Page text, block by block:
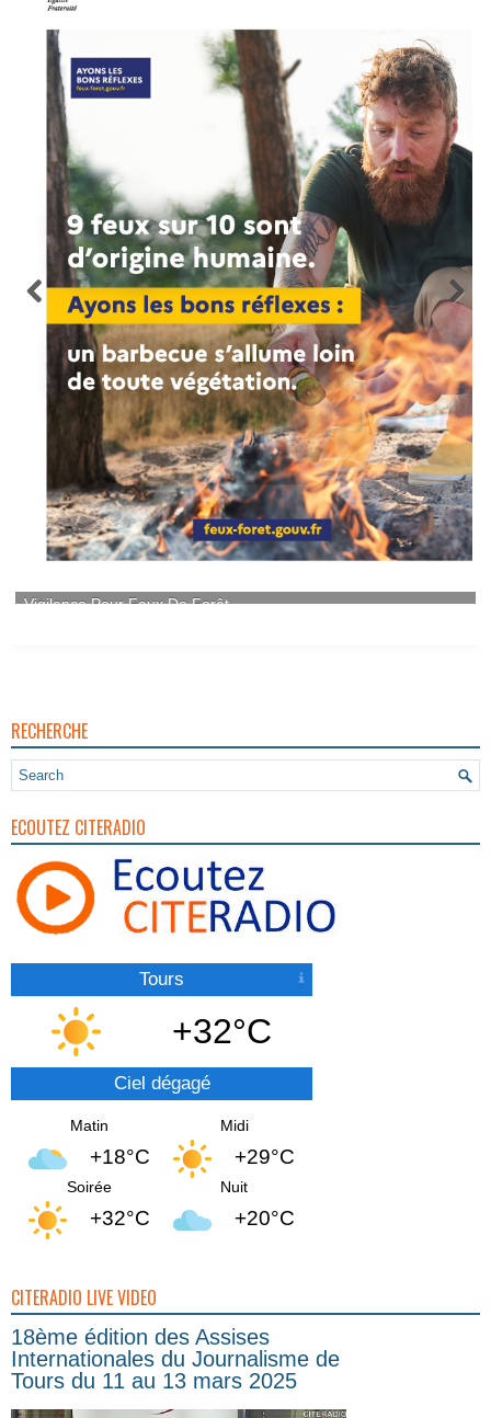
RECHERCHE
ECOUTEZ CITERADIO
Tours
+32°C
Ciel dégagé
Matin
+18°C
Midi
+29°C
Soirée
+32°C
Nuit
+20°C
CITERADIO LIVE VIDEO
18ème édition des Assises
Internationales du Journalisme de
Tours du 11 au 13 mars 2025